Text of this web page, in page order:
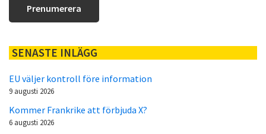
SENASTE INLÄGG
EU väljer kontroll före information
9 augusti 2026
Kommer Frankrike att förbjuda X?
6 augusti 2026